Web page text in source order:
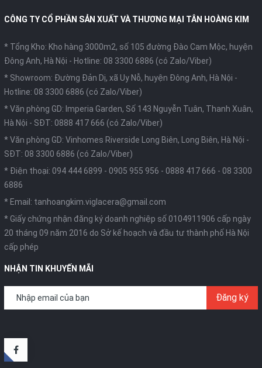
CÔNG TY CỔ PHẦN SẢN XUẤT VÀ THƯƠNG MẠI TÂN HOÀNG KIM
* Tổng Kho: Kho hàng 3000m2, số 105 đường Đào Cam Mộc, huyện
Đông Anh, Hà Nội - Hotline: 08 3300 6886 (có Zalo/Viber)
* Showroom: Đường Đản Dị, xã Uy Nỗ, huyện Đông Anh, Hà Nội -
Hotline: 08 3300 6886 (có Zalo/Viber)
* Văn phòng GD: Imperia Garden, Số 143 Nguyễn Tuân, Thanh Xuân,
Hà Nội - SĐT: 0888 417 666 (có Zalo/Viber)
* Văn phòng GD: Vinhomes Riverside Long Biên, Long Biên, Hà Nội -
SĐT: 08 3300 6886 (có Zalo/Viber)
* Điện thoại: 094 444 6899 - 0905 955 956 - 0888 417 666 - 08 3300
6886
* Email: tanhoangkim.viglacera@gmail.com
* Giấy chứng nhận đăng ký doanh nghiệp số 0104911906 cấp ngày
20 tháng 09 năm 2016 do Sở kế hoạch và đầu tư thành phố Hà Nội
cấp phép
NHẬN TIN KHUYẾN MÃI
Đăng ký